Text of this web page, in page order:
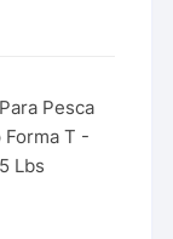
Pesca
T -
Lbs